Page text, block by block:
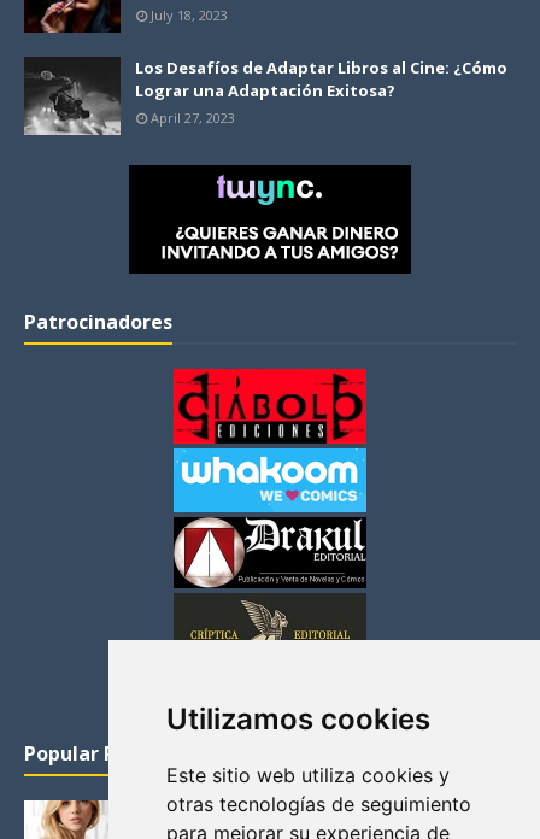
Utilizamos cookies
Este sitio web utiliza cookies y
otras tecnologías de seguimiento
para mejorar su experiencia de
July 18, 2023
Los Desafíos de Adaptar Libros al Cine: ¿Cómo
Lograr una Adaptación Exitosa?
April 27, 2023
Patrocinadores
Popular Posts
KATHERYN WINNICK: LA ACTRIZ MAS GUAPA DE
VIKINGOS